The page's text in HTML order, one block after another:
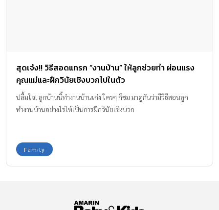
สุดเจ๋ง!! วิธีสอดแทรก “งานบ้าน” ให้ลูกช่วยทำ ผ่อนแรง
คุณแม่และฝึกวินัยเชิงบวกไปในตัว
ปลื้มใจ! ลูกบ้านนี้ทำงานบ้านเก่ง ใครๆ ก็ชม มาดูกันว่ามีวิธีสอนลูก
ทำงานบ้านอย่างไรให้เป็นการฝึกวินัยเชิงบวก
Family